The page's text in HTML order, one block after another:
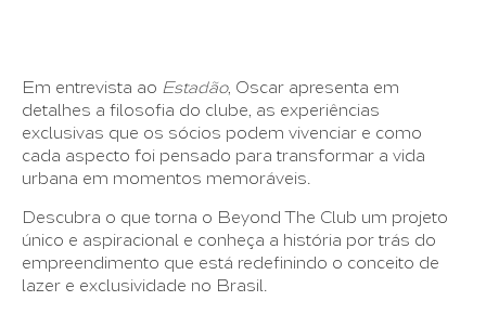
Em entrevista ao Estadão, Oscar apresenta em
detalhes a filosofia do clube, as experiências
exclusivas que os sócios podem vivenciar e como
cada aspecto foi pensado para transformar a vida
urbana em momentos memoráveis.
Descubra o que torna o Beyond The Club um projeto
único e aspiracional e conheça a história por trás do
empreendimento que está redefinindo o conceito de
lazer e exclusividade no Brasil.